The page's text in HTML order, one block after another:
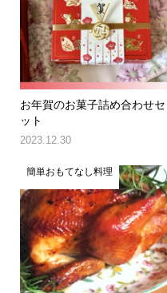
お年賀のお菓子詰め合わせセ
ット
2023.12.30
簡単おもてなし料理